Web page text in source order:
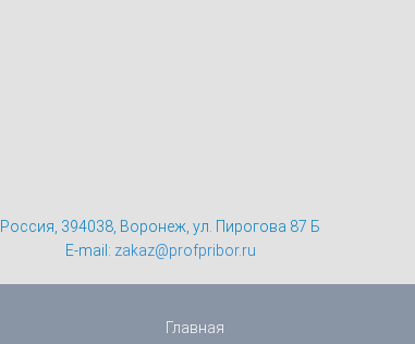
Россия, 394038, Воронеж, ул. Пирогова 87 Б
E-mail: zakaz@profpribor.ru
Главная